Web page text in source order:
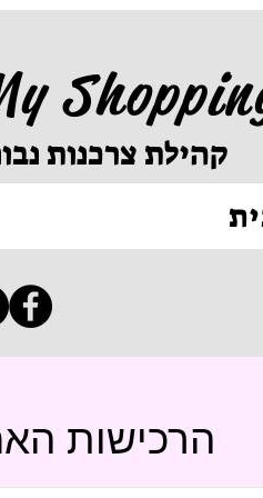
קהילת צרכנות
הרכישות